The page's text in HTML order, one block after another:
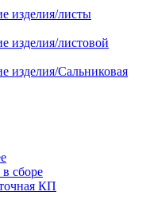
изделия/листы
изделия/листовой
изделия/Сальниковая
сборе
КП